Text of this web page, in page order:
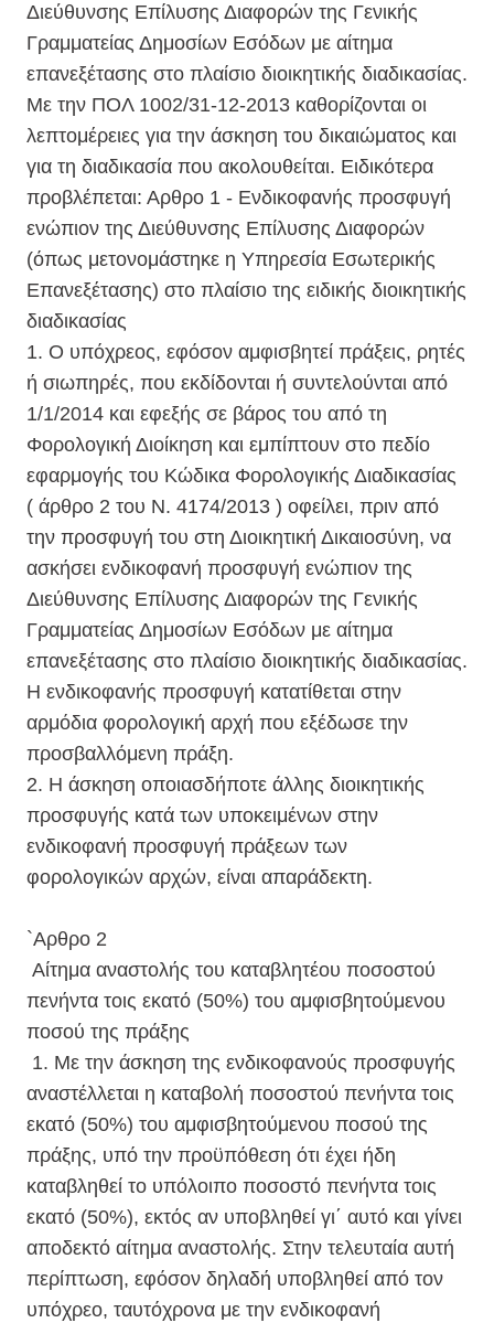
Διεύθυνσης Επίλυσης Διαφορών της Γενικής
Γραμματείας Δημοσίων Εσόδων με αίτημα
επανεξέτασης στο πλαίσιο διοικητικής διαδικασίας.
Με την ΠΟΛ 1002/31-12-2013 καθορίζονται οι
λεπτομέρειες για την άσκηση του δικαιώματος και
για τη διαδικασία που ακολουθείται. Ειδικότερα
προβλέπεται: Αρθρο 1 - Ενδικοφανής προσφυγή
ενώπιον της Διεύθυνσης Επίλυσης Διαφορών
(όπως μετονομάστηκε η Υπηρεσία Εσωτερικής
Επανεξέτασης) στο πλαίσιο της ειδικής διοικητικής
διαδικασίας
1. Ο υπόχρεος, εφόσον αμφισβητεί πράξεις, ρητές
ή σιωπηρές, που εκδίδονται ή συντελούνται από
1/1/2014 και εφεξής σε βάρος του από τη
Φορολογική Διοίκηση και εμπίπτουν στο πεδίο
εφαρμογής του Κώδικα Φορολογικής Διαδικασίας
( άρθρο 2 του Ν. 4174/2013 ) οφείλει, πριν από
την προσφυγή του στη Διοικητική Δικαιοσύνη, να
ασκήσει ενδικοφανή προσφυγή ενώπιον της
Διεύθυνσης Επίλυσης Διαφορών της Γενικής
Γραμματείας Δημοσίων Εσόδων με αίτημα
επανεξέτασης στο πλαίσιο διοικητικής διαδικασίας.
Η ενδικοφανής προσφυγή κατατίθεται στην
αρμόδια φορολογική αρχή που εξέδωσε την
προσβαλλόμενη πράξη.
2. Η άσκηση οποιασδήποτε άλλης διοικητικής
προσφυγής κατά των υποκειμένων στην
ενδικοφανή προσφυγή πράξεων των
φορολογικών αρχών, είναι απαράδεκτη.
`Αρθρο 2
Αίτημα αναστολής του καταβλητέου ποσοστού
πενήντα τοις εκατό (50%) του αμφισβητούμενου
ποσού της πράξης
1. Με την άσκηση της ενδικοφανούς προσφυγής
αναστέλλεται η καταβολή ποσοστού πενήντα τοις
εκατό (50%) του αμφισβητούμενου ποσού της
πράξης, υπό την προϋπόθεση ότι έχει ήδη
καταβληθεί το υπόλοιπο ποσοστό πενήντα τοις
εκατό (50%), εκτός αν υποβληθεί γι΄ αυτό και γίνει
αποδεκτό αίτημα αναστολής. Στην τελευταία αυτή
περίπτωση, εφόσον δηλαδή υποβληθεί από τον
υπόχρεο, ταυτόχρονα με την ενδικοφανή